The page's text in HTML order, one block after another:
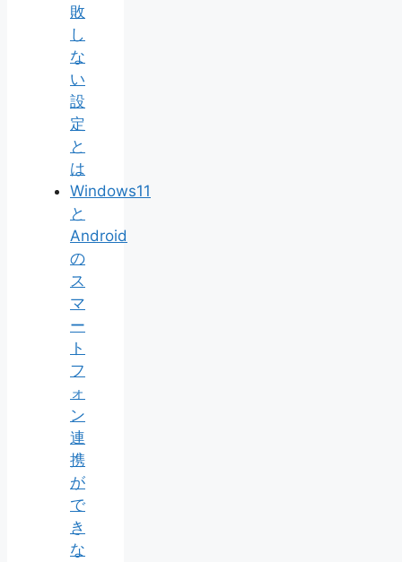
敗
し
な
い
設
定
と
は
Windows11
と
Android
の
ス
マ
ー
ト
フ
ォ
ン
連
携
が
で
き
な